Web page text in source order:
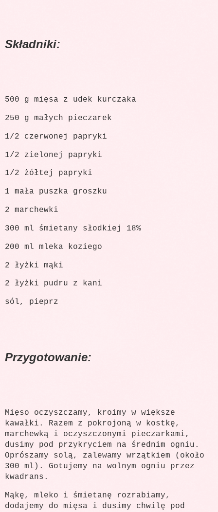
Składniki:
500 g mięsa z udek kurczaka
250 g małych pieczarek
1/2 czerwonej papryki
1/2 zielonej papryki
1/2 żółtej papryki
1 mała puszka groszku
2 marchewki
300 ml śmietany słodkiej 18%
200 ml mleka koziego
2 łyżki mąki
2 łyżki pudru z kani
sól, pieprz
Przygotowanie:
Mięso oczyszczamy, kroimy w większe
kawałki. Razem z pokrojoną w kostkę,
marchewką i oczyszczonymi pieczarkami,
dusimy pod przykryciem na średnim ogniu.
Oprószamy solą, zalewamy wrzątkiem (około
300 ml). Gotujemy na wolnym ogniu przez
kwadrans.
Mąkę, mleko i śmietanę rozrabiamy,
dodajemy do mięsa i dusimy chwilę pod